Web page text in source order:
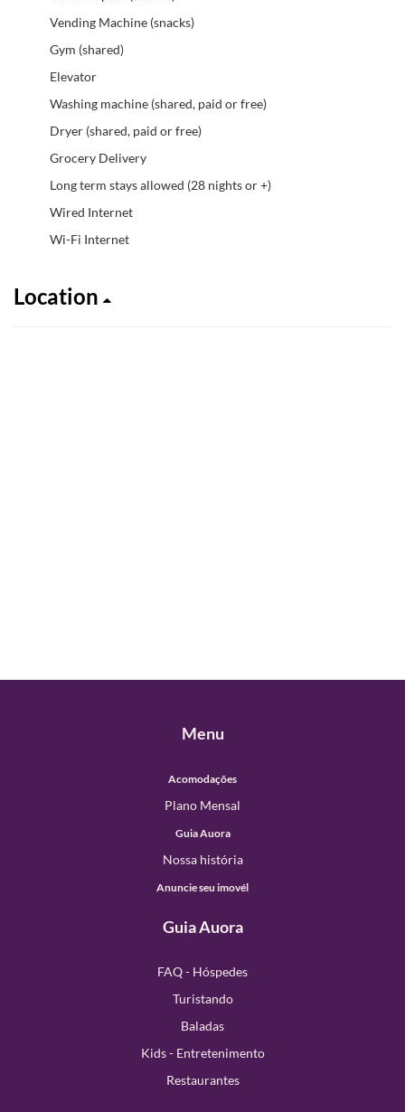
Vending Machine (snacks)
Gym (shared)
Elevator
Washing machine (shared, paid or free)
Dryer (shared, paid or free)
Grocery Delivery
Long term stays allowed (28 nights or +)
Wired Internet
Wi-Fi Internet
Location
Menu
Acomodações
Plano Mensal
Guia Auora
Nossa história
Anuncie seu imovél
Guia Auora
FAQ - Hóspedes
Turistando
Baladas
Kids - Entretenimento
Restaurantes